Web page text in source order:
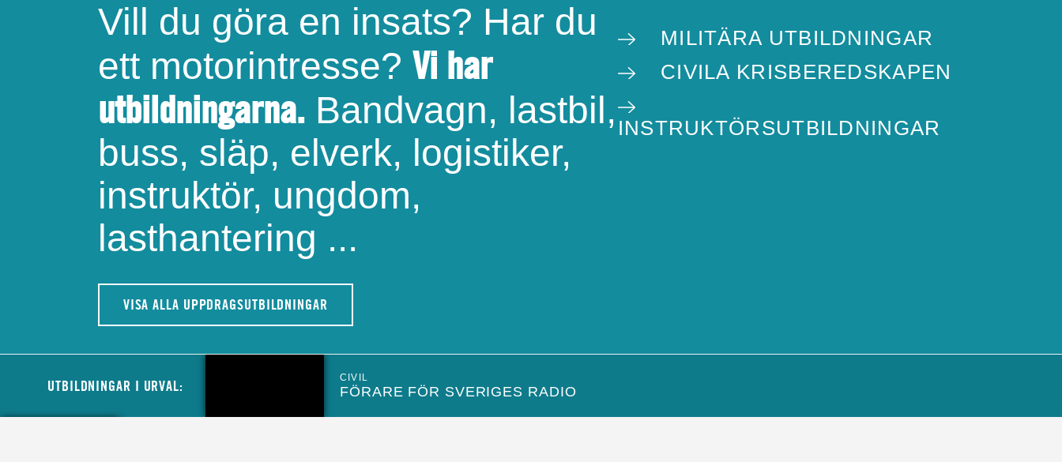
Vill du göra en insats? Har du
ett motorintresse? Vi har
utbildningarna.Bandvagn, lastbil,
buss, släp, elverk, logistiker,
instruktör, ungdom,
lasthantering ...
VISA ALLA UPPDRAGSUTBILDNINGAR
MILITÄRA UTBILDNINGAR
CIVILA KRISBEREDSKAPEN
INSTRUKTÖRSUTBILDNINGAR
UTBILDNINGAR I URVAL: CIVIL
FÖRARE FÖR SVERIGES RADIO